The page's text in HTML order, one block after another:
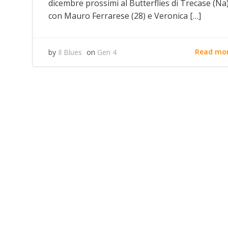
dicembre prossimi al Butterflies di Trecase
con Mauro Ferrarese (28) e Veronica […]
by Il Blues on Gen 4 Read